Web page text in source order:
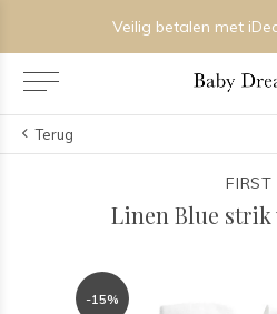
Veilig betalen met
Terug
FIRST
Linen Blue strik
-15%